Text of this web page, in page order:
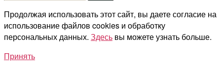
Продолжая использовать этот сайт, вы даете согласие на
использование файлов cookies и обработку
персональных данных. Здесь вы можете узнать больше.
Принять